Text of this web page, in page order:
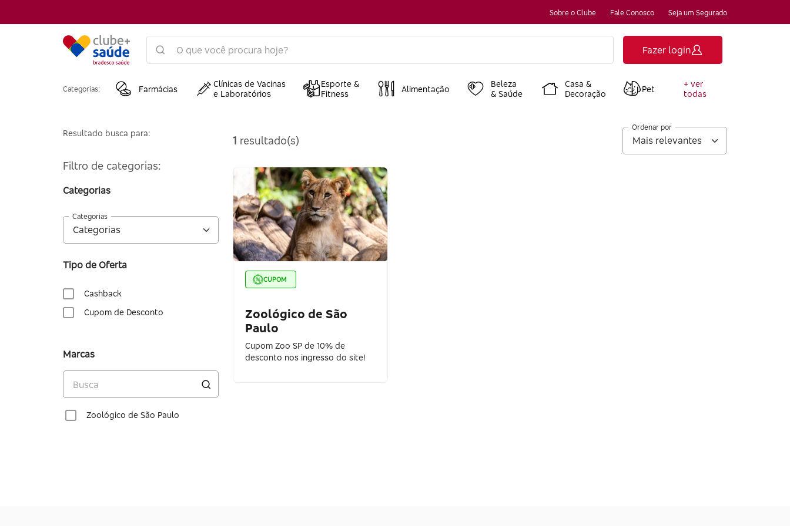
Sobre o Clube Fale Conosco Seja um Segurado
Fazer login
Categorias: Farmácias
Clínicas de Vacinas
e Laboratórios
Esporte &
Fitness
Alimentação
Beleza
& Saúde
Casa &
Decoração
Pet
+ ver
todas
Resultado busca para:
Filtro de categorias:
Categorias
Categorias
Tipo de Oferta
Cashback
Cupom de Desconto
Marcas
Zoológico de São Paulo
1 resultado(s)
Ordenar por
CUPOM
Zoológico de São
Paulo
Cupom Zoo SP de 10% de
desconto nos ingresso do site!